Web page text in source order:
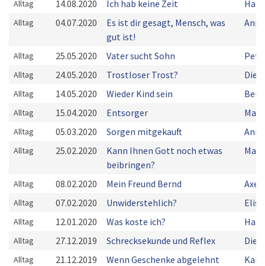
Alltag 14.08.2020 Ich hab keine Zeit
Alltag 04.07.2020
Es ist dir gesagt, Mensch, was
gut ist!
Alltag 25.05.2020 Vater sucht Sohn
Alltag 24.05.2020 Trostloser Trost?
Alltag 14.05.2020 Wieder Kind sein
Alltag 15.04.2020 Entsorger
Alltag 05.03.2020 Sorgen mitgekauft
Alltag 25.02.2020
Kann Ihnen Gott noch etwas
beibringen?
Alltag 08.02.2020 Mein Freund Bernd Axel
Alltag 07.02.2020 Unwiderstehlich?
Alltag 12.01.2020 Was koste ich?
Alltag 27.12.2019 Schrecksekunde und Reflex
Alltag 21.12.2019
Wenn Geschenke abgelehnt